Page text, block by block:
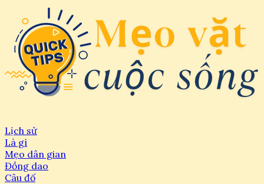
Lịch sử
Là gì
Mẹo dân gian
Đồng dao
Câu đố